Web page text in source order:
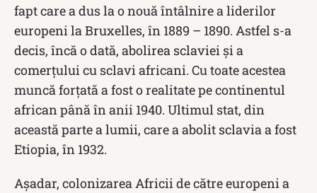
fapt care a dus la o nouă întâlnire a liderilor
europeni la Bruxelles, în 1889 – 1890. Astfel s-a
decis, încă o dată, abolirea sclaviei și a
comerțului cu sclavi africani. Cu toate acestea
muncă forțată a fost o realitate pe continentul
african până în anii 1940. Ultimul stat, din
această parte a lumii, care a abolit sclavia a fost
Etiopia, în 1932.
Așadar, colonizarea Africii de către europeni a